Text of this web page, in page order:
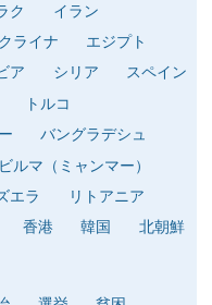
ク
イラン
ライナ
エジプト
ア シリア
スペイン
トルコ
バングラデシュ
ビルマ（ミャンマー）
エラ
リトアニア
香港 韓国 北朝鮮